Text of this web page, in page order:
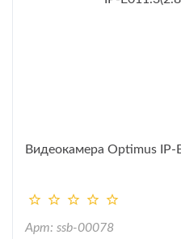
Видеокамера Optimus IP-
Арт: ssb-00078